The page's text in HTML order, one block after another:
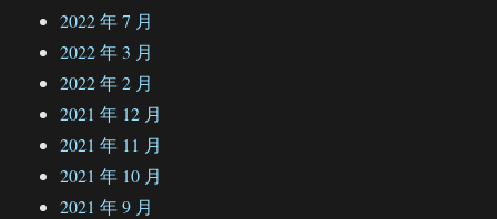
2022 年 7 月
2022 年 3 月
2022 年 2 月
2021 年 12 月
2021 年 11 月
2021 年 10 月
2021 年 9 月